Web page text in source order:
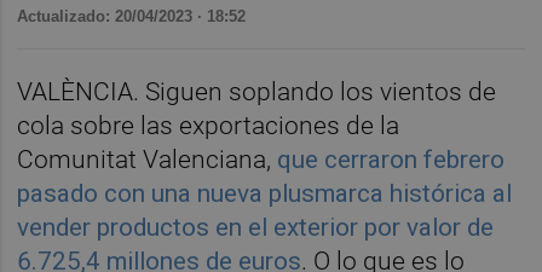
Actualizado: 20/04/2023 · 18:52
VALÈNCIA. Siguen soplando los vientos de
cola sobre las exportaciones de la
Comunitat Valenciana, que cerraron febrero
pasado con una nueva plusmarca histórica al
vender productos en el exterior por valor de
6.725,4 millones de euros. O lo que es lo